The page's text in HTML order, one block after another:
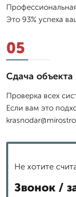
Это 93% успеха
05
Сдача объекта
Проверка всех
Если вам это
Не хотите
Звонок /